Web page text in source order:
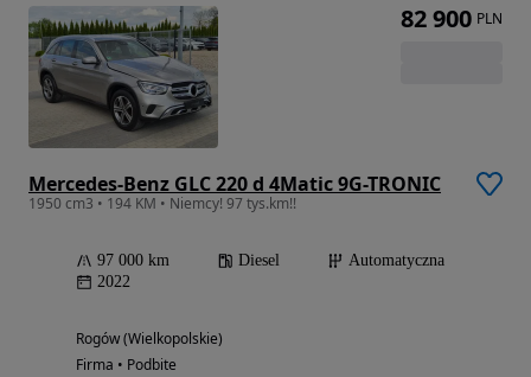
Mercedes-Benz GLC 220 d 4Matic 9G-TRONIC
1950 cm3 • 194 KM • Niemcy! 97 tys.km!!
97 000 km Diesel
Automatyczna
2022
Rogów (Wielkopolskie)
Firma • Podbite
82 900 PLN